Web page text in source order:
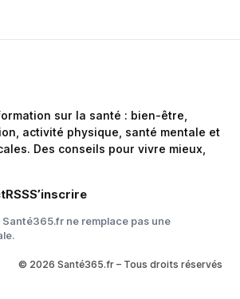
sur la santé : bien-être,
activité physique, santé mentale et
Des conseils pour vivre mieux,
RSSS’inscrire
ne remplace pas une
© 2026 Santé365.fr – Tous droits réservés